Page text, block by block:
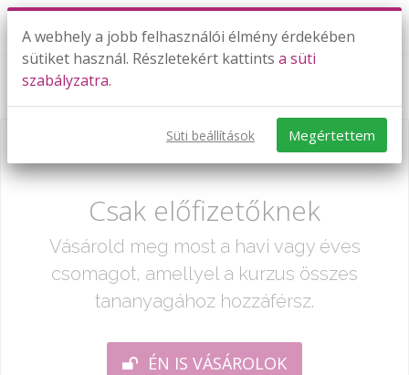
A cos x általánosítása
Már csak egy lépés:
Csak előfizetőknek
Vásárold meg most a havi vagy éves
csomagot, amellyel a kurzus összes
tananyagához hozzáférsz.
ÉN IS VÁSÁROLOK
A webhely a jobb felhasználói élmény érdekében
sütiket használ. Részletekért kattints a süti
szabályzatra.
Süti beállítások Megértettem